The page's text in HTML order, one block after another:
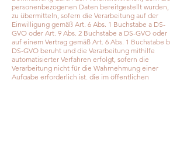
personenbezogenen Daten bereitgestellt wurden,
zu übermitteln, sofern die Verarbeitung auf der
Einwilligung gemäß Art. 6 Abs. 1 Buchstabe a DS-
GVO oder Art. 9 Abs. 2 Buchstabe a DS-GVO oder
auf einem Vertrag gemäß Art. 6 Abs. 1 Buchstabe b
DS-GVO beruht und die Verarbeitung mithilfe
automatisierter Verfahren erfolgt, sofern die
Verarbeitung nicht für die Wahrnehmung einer
Aufgabe erforderlich ist, die im öffentlichen